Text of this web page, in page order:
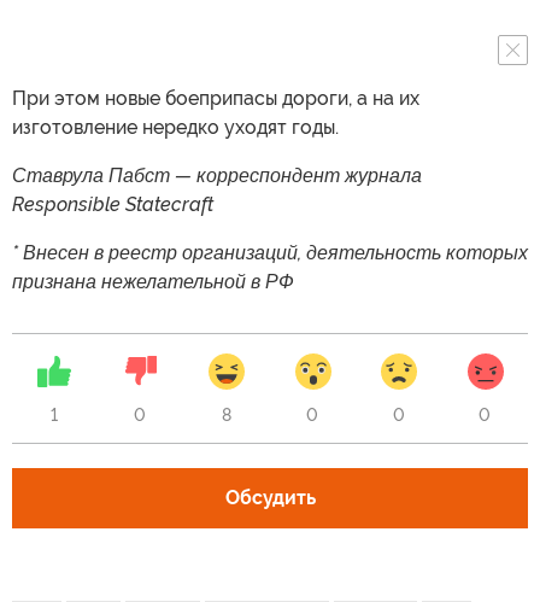
При этом новые боеприпасы дороги, а на их
изготовление нередко уходят годы.
Ставрула Пабст — корреспондент журнала
Responsible Statecraft
* Внесен в реестр организаций, деятельность которых
признана нежелательной в РФ
1 0 8 0 0 0
Обсудить